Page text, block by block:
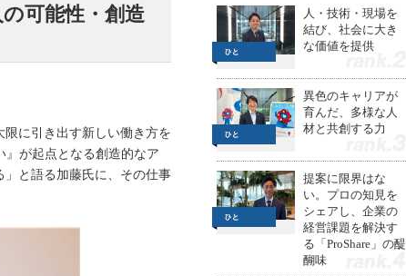
可能性・創造
に引き出す新しい働き方を
』が起点となる創造的なア
と語る加藤氏に、その仕事
人・技術・現場を
結び、社会に大き
な価値を提供
異色のキャリアが
育んだ、多様な人
材と共創する力
提案に限界はな
い。プロの知見を
シェアし、企業の
経営課題を解決す
る「ProShare」の醍
醐味